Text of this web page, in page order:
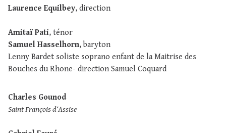
Laurence Equilbey, direction
Amitaï Pati, ténor
Samuel Hasselhorn, baryton
Lenny Bardet soliste soprano enfant de la Maitrise des
Bouches du Rhone- direction Samuel Coquard
Charles Gounod
Saint François d‘Assise